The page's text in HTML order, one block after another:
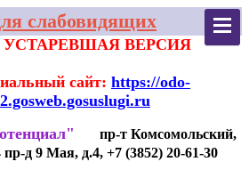
слабовидящих
ВЕРСИЯ
сайт: https://odo-
пр-т Комсомольский,
пр-д 9 Мая, д.4, +7 (3852) 20-61-30